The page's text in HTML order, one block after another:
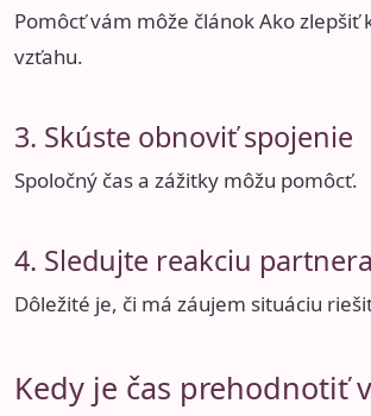
Pomôcť vám môže článokAko zlepšiť
vzťahu.
3. Skúste obnoviť spojenie
Spoločný čas a zážitky môžu pomôcť.
4. Sledujte reakciu partnera
Dôležité je, či má záujem situáciu
Kedy je čas prehodnotiť